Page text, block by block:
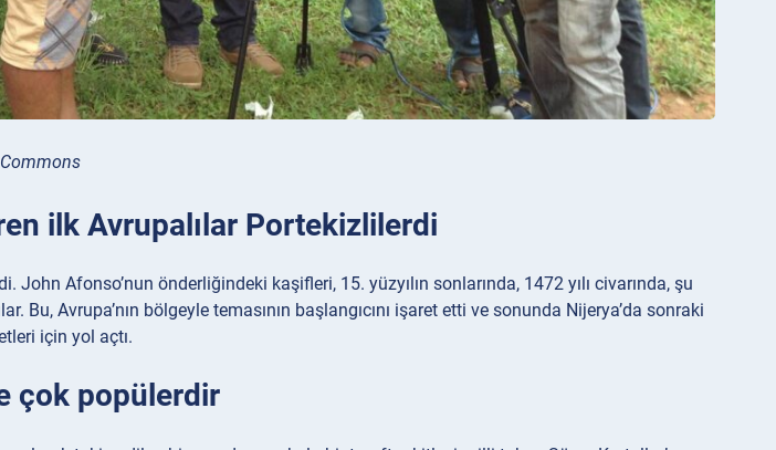
ilk Avrupalılar Portekizlilerdi
John Afonso’nun önderliğindeki kaşifleri, 15. yüzyılın sonlarında, 1472 yılı civarında, şu
Bu, Avrupa’nın bölgeyle temasının başlangıcını işaret etti ve sonunda Nijerya’da sonraki
için yol açtı.
çok popülerdir